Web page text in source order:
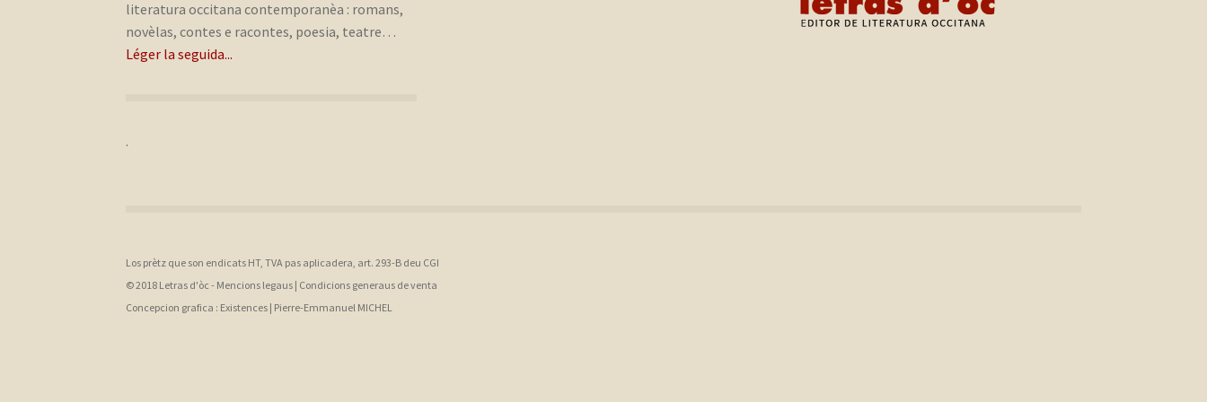
literatura occitana contemporanèa : romans,
novèlas, contes e racontes, poesia, teatre…
Léger la seguida...
.
Los prètz que son endicats HT, TVA pas aplicadera, art. 293-B deu CGI
© 2018 Letras d'òc - Mencions legaus | Condicions generaus de venta
Concepcion grafica : Existences | Pierre-Emmanuel MICHEL